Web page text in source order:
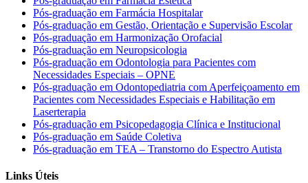
Pós-graduação em Farmácia Hospitalar
Pós-graduação em Gestão, Orientação e Supervisão Escolar
Pós-graduação em Harmonização Orofacial
Pós-graduação em Neuropsicologia
Pós-graduação em Odontologia para Pacientes com
Necessidades Especiais – OPNE
Pós-graduação em Odontopediatria com Aperfeiçoamento em
Pacientes com Necessidades Especiais e Habilitação em
Laserterapia
Pós-graduação em Psicopedagogia Clínica e Institucional
Pós-graduação em Saúde Coletiva
Pós-graduação em TEA – Transtorno do Espectro Autista
Links Úteis